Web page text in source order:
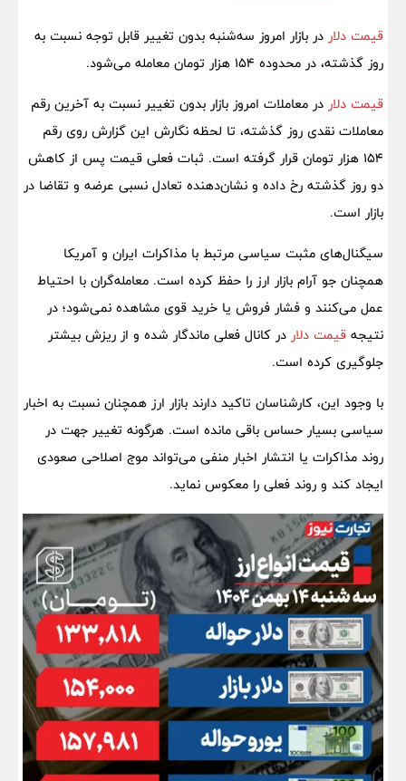
قیمت دلار در بازار امروز سه‌شنبه بدون تغییر قابل توجه نسبت به
روز گذشته، در محدوده 154 هزار تومان معامله می‌شود.
قیمت دلار در معاملات امروز بازار بدون تغییر نسبت به آخرین رقم
معاملات نقدی روز گذشته، تا لحظه نگارش این گزارش روی رقم
154 هزار تومان قرار گرفته است. ثبات فعلی قیمت پس از کاهش
دو روز گذشته رخ داده و نشان‌دهنده تعادل نسبی عرضه و تقاضا در
بازار است.
سیگنال‌های مثبت سیاسی مرتبط با مذاکرات ایران و آمریکا
همچنان جو آرام بازار ارز را حفظ کرده‌ است. معامله‌گران با احتیاط
عمل می‌کنند و فشار فروش یا خرید قوی مشاهده نمی‌شود؛ در
نتیجه قیمت دلار در کانال فعلی ماندگار شده و از ریزش بیشتر
جلوگیری کرده است.
با وجود این، کارشناسان تاکید دارند بازار ارز همچنان نسبت به اخبار
سیاسی بسیار حساس باقی مانده است. هرگونه تغییر جهت در
روند مذاکرات یا انتشار اخبار منفی می‌تواند موج اصلاحی صعودی
ایجاد کند و روند فعلی را معکوس نماید.